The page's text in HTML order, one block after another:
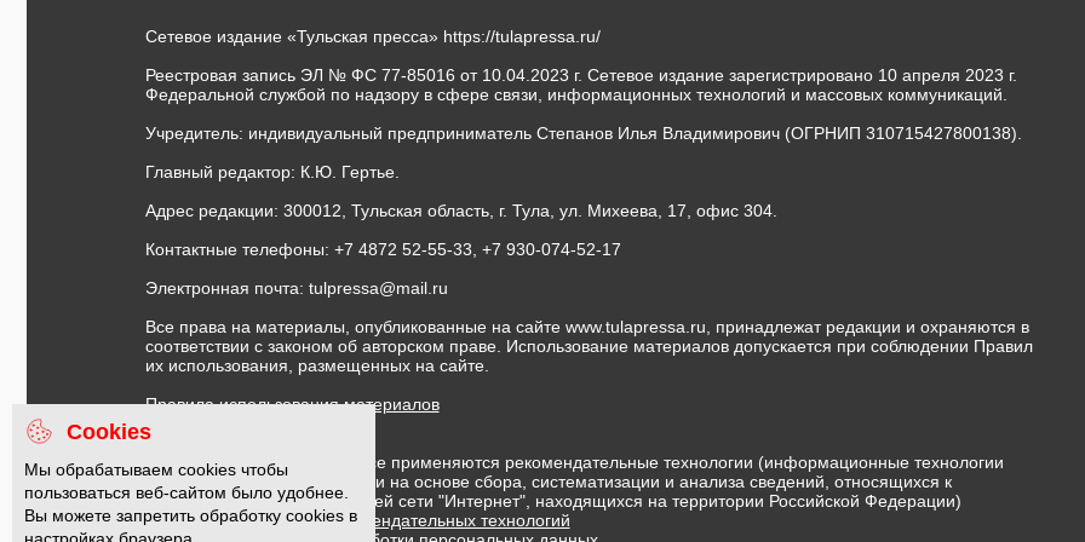
Сетевое издание «Тульская пресса» https://tulapressa.ru/
Реестровая запись ЭЛ № ФС 77-85016 от 10.04.2023 г. Сетевое издание зарегистрировано 10 апреля 2023 г.
Федеральной службой по надзору в сфере связи, информационных технологий и массовых коммуникаций.
Учредитель: индивидуальный предприниматель Степанов Илья Владимирович (ОГРНИП 310715427800138).
Главный редактор: К.Ю. Гертье.
Адрес редакции: 300012, Тульская область, г. Тула, ул. Михеева, 17, офис 304.
Контактные телефоны: +7 4872 52-55-33, +7 930-074-52-17
Электронная почта: tulpressa@mail.ru
Все права на материалы, опубликованные на сайте www.tulapressa.ru, принадлежат редакции и охраняются в
соответствии с законом об авторском праве. Использование материалов допускается при соблюдении Правил
их использования, размещенных на сайте.
Правила использования материалов
Договор публичной оферты
На информационном ресурсе применяются рекомендательные технологии (информационные технологии
предоставления информации на основе сбора, систематизации и анализа сведений, относящихся к
предпочтениям пользователей сети "Интернет", находящихся на территории Российской Федерации)
Правила применения рекомендательных технологий
Cookies
Мы обрабатываем cookies чтобы
пользоваться веб-сайтом было удобнее.
Вы можете запретить обработку cookies в